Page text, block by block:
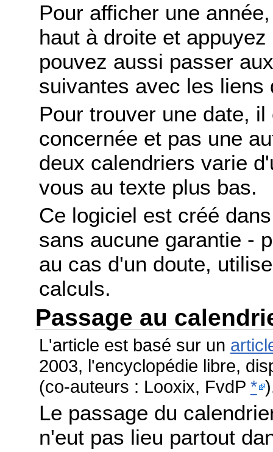
Pour afficher une
haut à droite et
pouvez aussi passer
suivantes avec les liens
Pour trouver une date,
concernée et pas une
deux calendriers varie
vous au texte plus bas.
Ce logiciel est créé
sans aucune garantie -
au cas d'un doute,
calculs.
Passage au
L'article est basé sur un
2003, l'encyclopédie libre,
(co-auteurs : Looxix, FvdP *
Le passage du
n'eut pas lieu partout